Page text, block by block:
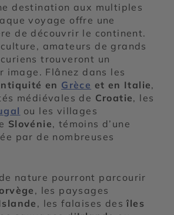
destination aux multiples
voyage offre une
de découvrir le continent.
amateurs de grands
trouveront un
image. Flânez dans les
en Grèce et en Italie,
médiévales de Croatie, les
ou les villages
Slovénie, témoins d’une
par de nombreuses
nature pourront parcourir
, les paysages
, les falaises desîles